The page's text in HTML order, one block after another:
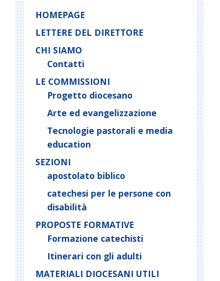
HOMEPAGE
LETTERE DEL DIRETTORE
CHI SIAMO
Contatti
LE COMMISSIONI
Progetto diocesano
Arte ed evangelizzazione
Tecnologie pastorali e media
education
SEZIONI
apostolato biblico
catechesi per le persone con
disabilità
PROPOSTE FORMATIVE
Formazione catechisti
Itinerari con gli adulti
MATERIALI DIOCESANI UTILI